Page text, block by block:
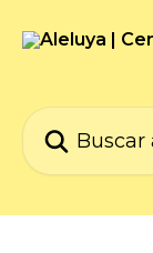
Buscar